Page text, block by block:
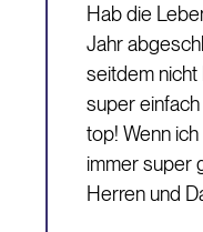
Hab die
Jahr
seitdem nicht
super
top! Wenn
immer super
Herren und